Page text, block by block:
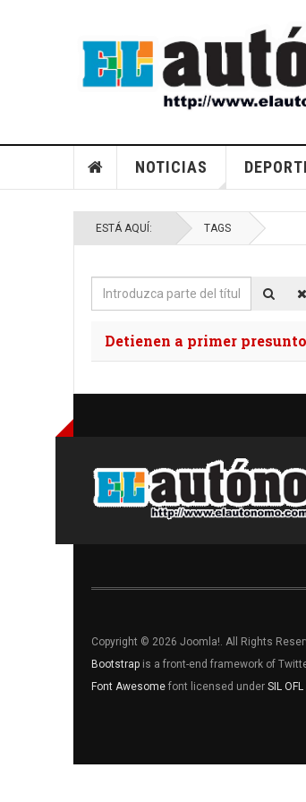
NOTICIAS
ESTÁ AQUÍ: TAGS
Introduzca parte del título
Detienen a primer
Copyright © 2026 Joomla!. All Rights
Bootstrap is a front-end framework of
Font Awesome font licensed under SIL OFL